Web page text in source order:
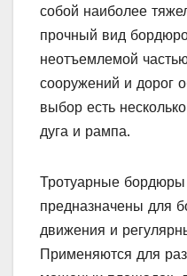
собой наиболее
прочный вид
неотъемлемой
сооружений и дорог
выбор есть
дуга и рампа.
Тротуарные
предназначены для
движения и
Применяются для